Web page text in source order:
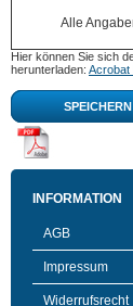
Alle
Hier können Sie sich
herunterladen: Acrobat
SPEICHERN
INFORMATION
AGB
Impressum
Widerrufsrecht